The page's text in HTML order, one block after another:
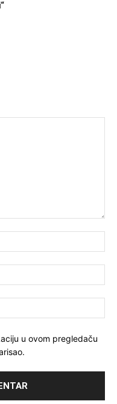
u ovom pregledaču